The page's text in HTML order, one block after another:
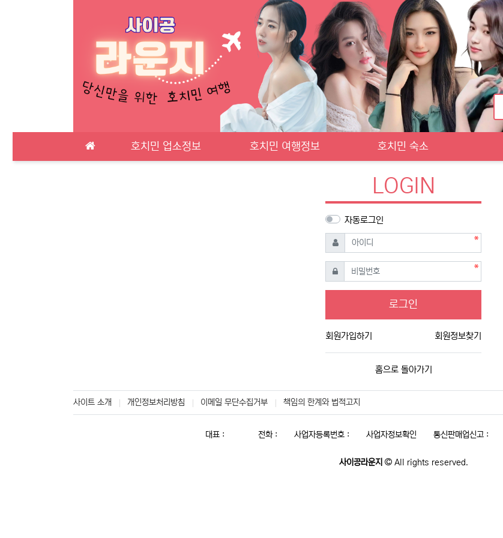
호치민 업소정보 호치민 여행정보 호치민 숙소
LOGIN
자동로그인
아이디
필수
비밀번호필수
로그인
회원가입하기 회원정보찾기
홈으로 돌아가기
사이트 소개 개인정보처리방침 이메일 무단수집거부 책임의 한계와 법적고지
대표 : 전화 : 사업자등록번호 : 사업자정보확인 통신판매업신고 :
사이공라운지 All rights reserved.